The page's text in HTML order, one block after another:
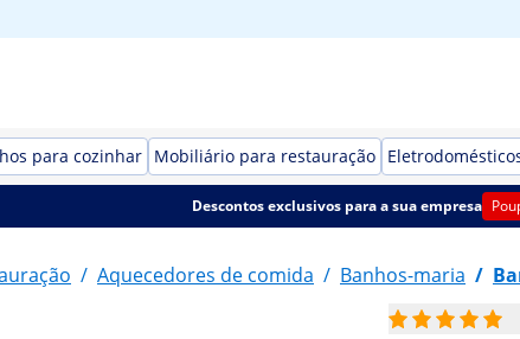
para cozinhar Mobiliário para restauração
Descontos exclusivos para a sua empresa
/ Aquecedores de comida / Banhos-maria /